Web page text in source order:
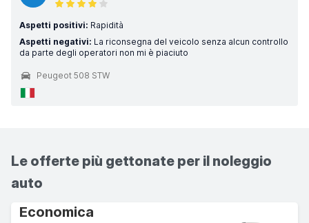
Aspetti positivi: Rapidità
Aspetti negativi: La riconsegna del veicolo senza alcun controllo
da parte degli operatori non mi è piaciuto
Peugeot 508 STW
Le offerte più gettonate per il noleggio
auto
Economica